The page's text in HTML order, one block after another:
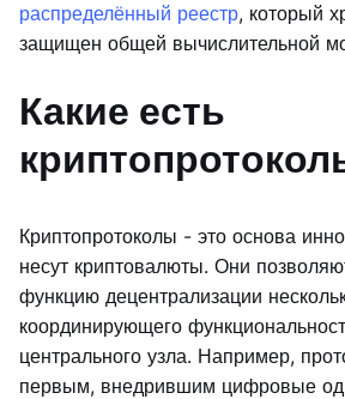
распределённый реестр, который
защищен общей вычислительной
Какие есть
Криптопротоколы - это основа
несут криптовалюты. Они
функцию децентрализации
координирующего
центрального узла. Например,
первым, внедрившим цифровые